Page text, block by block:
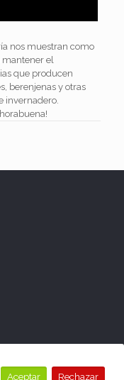
nos muestran como
mantener el
que producen
berenjenas y otras
invernadero.
Aceptar Rechazar